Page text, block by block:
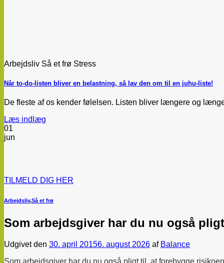
Arbejdsliv Så et frø Stress
Når to-do-listen bliver en belastning, så lav den om til en juhu-liste!
De fleste af os kender følelsen. Listen bliver længere og
Læs indlæg
01
jun
TILMELD DIG HER
Arbejdsliv,Så et frø
Som arbejdsgiver har du nu også
Udgivet den 30. april 20156. august 2026 af Balance
Som arbejdsgiver har du nu også pligt til, at forebygge